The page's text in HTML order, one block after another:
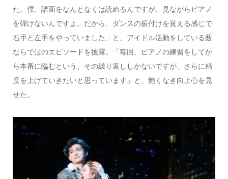
た。僕、譜面をなんとなくは読めるんですが、見ながらピアノ
を弾けないんですよ。だから、ダンスの振付けを覚える感じで
右手と左手をやっていました」と、アイドル活動をしている薮
ならではのエピソードを披露。「毎回、ピアノの練習をしてか
ら本番に臨むという、その繰り返ししかないですが、さらに精
度を上げていきたいと思っています」と、飽くなき向上心を見
せた。